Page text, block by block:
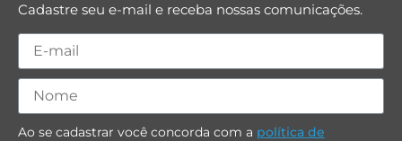
Cadastre seu e-mail e receba nossas comunicações.
Ao se cadastrar você concorda com a política de